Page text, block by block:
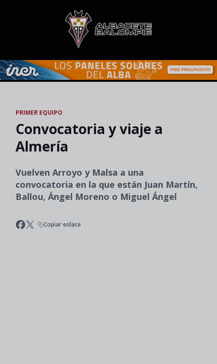
Skip to main content
PRIMER EQUIPO
Convocatoria y viaje a
Almería
Vuelven Arroyo y Malsa a una
convocatoria en la que están Juan Martín,
Ballou, Ángel Moreno o Miguel Ángel
Copiar enlace